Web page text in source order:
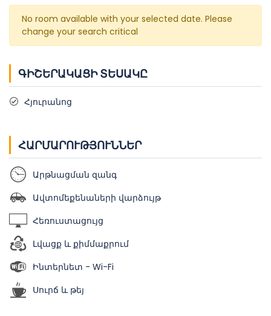
No room available with your selected date. Please
change your search critical
ԳԻՇԵՐԱԿԱՑԻ ՏԵՍԱԿԸ
Հյուրանոց
ՀԱՐՄԱՐՈՒԹՅՈՒՆՆԵՐ
Արթնացման զանգ
Ավտոմեքենաների վարձույթ
Հեռուստացույց
Լվացք և քիմմաքրում
Ինտերնետ - Wi-Fi
Սուրճ և թեյ